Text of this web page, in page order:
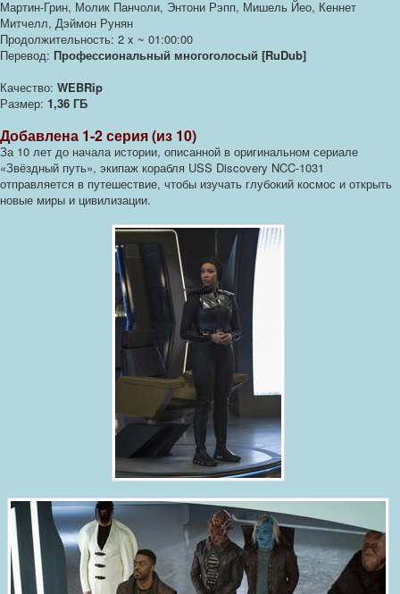
Мартин-Грин, Молик Панчоли, Энтони Рэпп, Мишель Йео, Кеннет
Митчелл, Дэймон Рунян
Продолжительность: 2 x ~ 01:00:00
Перевод: Профессиональный многоголосый [RuDub]
Качество: WEBRip
Размер: 1,36 ГБ
Добавлена 1-2 серия (из 10)
За 10 лет до начала истории, описанной в оригинальном сериале
«Звёздный путь», экипаж корабля USS Discovery NCC-1031
отправляется в путешествие, чтобы изучать глубокий космос и открыть
новые миры и цивилизации.